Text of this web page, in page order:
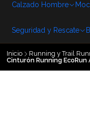
Calzado Hombre
Seguridad y Rescate
Inicio Running y Trail
Cinturón Running EcoRun